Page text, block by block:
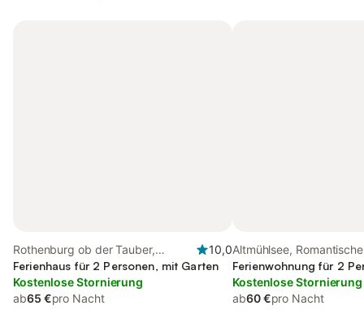
Rothenburg ob der Tauber,
Romantische Straße
10,0
Ferienhaus für 2 Personen, mit Garten
Kostenlose Stornierung
ab65 €pro Nacht
Altmühlsee,
Ferienwohnung für 2
Kostenlose Stornierung
ab60 €pro Nacht